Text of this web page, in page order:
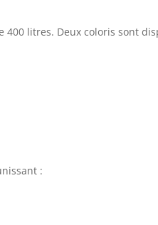
400 litres. Deux coloris sont
: